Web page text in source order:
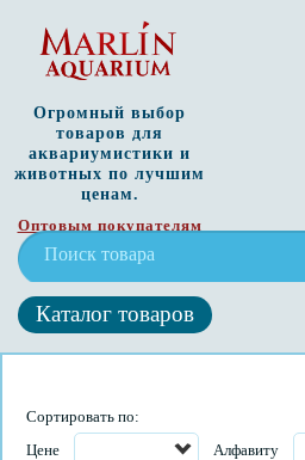
Огромный выбор
товаров для
аквариумистики и
животных по лучшим
ценам.
Оптовым покупателям
Каталог товаров
Сортировать по:
Цене
Алфавиту